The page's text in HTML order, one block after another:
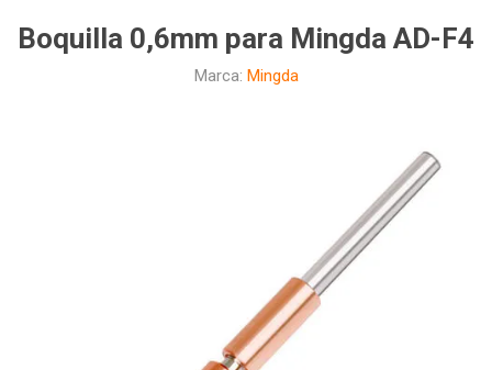
Boquilla 0,6mm para Mingda AD-F4
Marca: Mingda